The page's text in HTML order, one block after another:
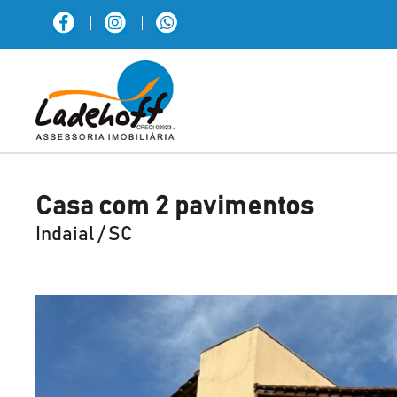
Casa com 2 pavimentos
Indaial / SC